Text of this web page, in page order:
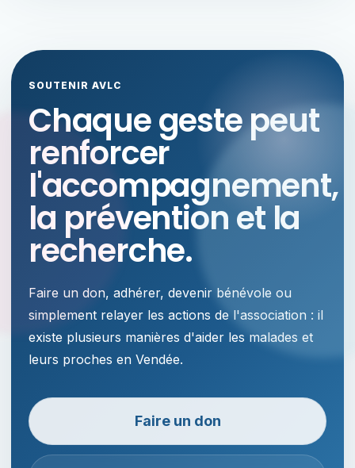
SOUTENIR AVLC
Chaque geste peut
renforcer
l'accompagnement,
la prévention et la
recherche.
Faire un don, adhérer, devenir bénévole ou
simplement relayer les actions de l'association : il
existe plusieurs manières d'aider les malades et
leurs proches en Vendée.
Faire un don